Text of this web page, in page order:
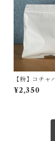
【粉】コチ
やや中深）
¥2,350